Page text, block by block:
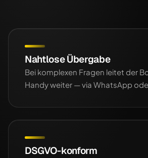
Nahtlose Übergabe
Bei komplexen Fragen leitet der
Handy weiter — via WhatsApp
DSGVO-konform